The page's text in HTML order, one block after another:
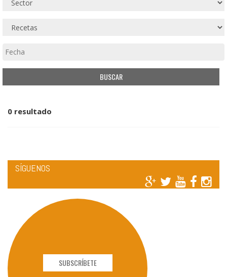
0 resultado
SÍGUENOS
SUBSCRÍBETE